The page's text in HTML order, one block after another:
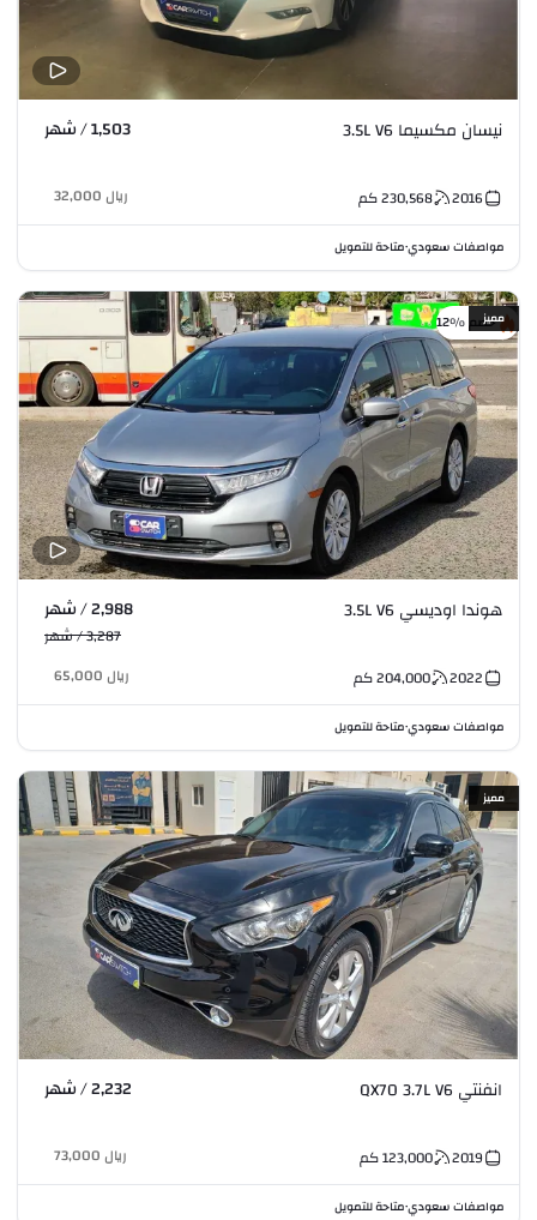
نيسان مكسيما 3.5L V6 1,503 / شهر
2016
230,568كم ريال 32,000
مواصفات سعودي•متاحة للتمويل
خصم %12مميز
هوندا اوديسي 3.5L V6 2,988 / شهر
3,287 / شهر
2022
204,000كم ريال 65,000
مواصفات سعودي•متاحة للتمويل
مميز
انفنتي QX70 3.7L V6 2,232 / شهر
2019
123,000كم ريال 73,000
مواصفات سعودي•متاحة للتمويل